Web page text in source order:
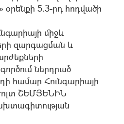
օրենքի 5.3-րդ հոդվածի
միջև
զարգացման և
ներդրած
համար Հունգարիայի
ՇԵՄՅԵՆԻՆ